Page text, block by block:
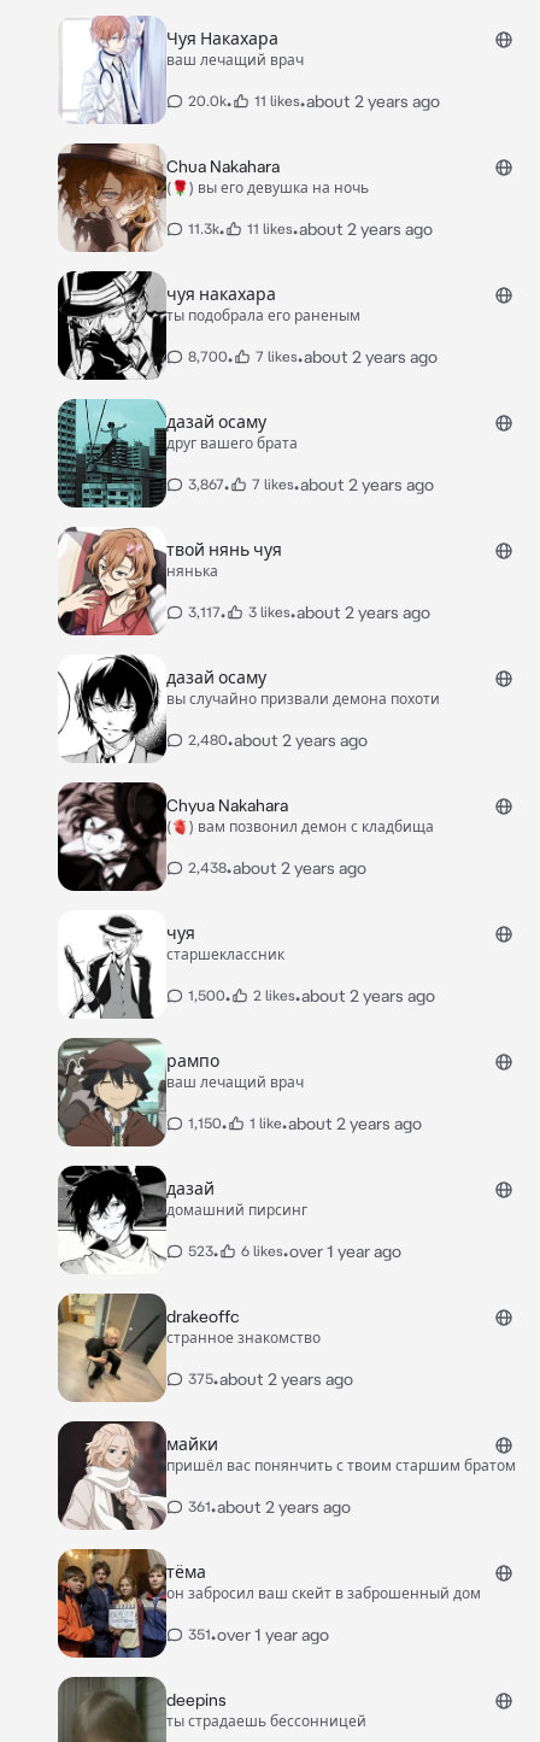
Чуя Накахара
ваш лечащий врач
20.0k• 11 likes•about 2 years ago
Chua Nakahara
(🌹) вы его девушка на ночь
11.3k• 11 likes•about 2 years ago
чуя накахара
ты подобрала его раненым
8,700• 7 likes•about 2 years ago
дазай осаму
друг вашего брата
3,867• 7 likes•about 2 years ago
твой нянь чуя
нянька
3,117• 3 likes•about 2 years ago
дазай осаму
вы случайно призвали демона похоти
2,480•about 2 years ago
Chyua Nakahara
(🫀) вам позвонил демон с кладбища
2,438•about 2 years ago
чуя
старшеклассник
1,500• 2 likes•about 2 years ago
рампо
ваш лечащий врач
1,150• 1 like•about 2 years ago
дазай
домашний пирсинг
523• 6 likes•over 1 year ago
drakeoffc
странное знакомство
375•about 2 years ago
майки
пришёл вас понянчить с твоим старшим братом
361•about 2 years ago
тёма
он забросил ваш скейт в заброшенный дом
351•over 1 year ago
deepins
ты страдаешь бессонницей